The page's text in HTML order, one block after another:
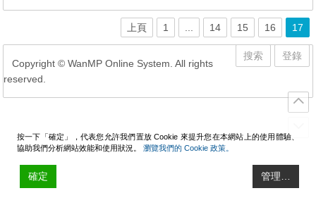
browsers, mobile phones and devices. Instal
led on over 750 million Internet-connected d
esktops and mobile devices, Flash Player en
ables organizations and individuals to build a
nd deliver great digital...
上頁 1 14 15 16 17
搜索 登錄
Copyright © WanMP Online System. All rights
reserved.
按一下「確定」，代表您允許我們置放 Cookie 來提升您在本網站上的使用體驗、
協助我們分析網站效能和使用狀況。 瀏覽我們的 Cookie 政策。
確定 管理…